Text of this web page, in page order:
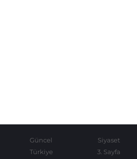
Güncel Siyaset
Türkiye
3. Sayfa